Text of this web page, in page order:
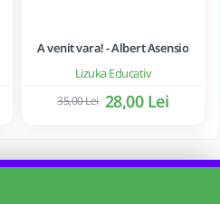
Lizuka Educativ
A venit vara! - Albert Asensio
28,00 Lei
35,00 Lei